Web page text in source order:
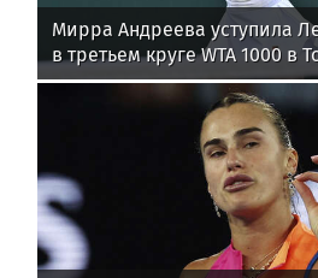
Мирра Андреева уступила
в третьем круге WTA 1000 в